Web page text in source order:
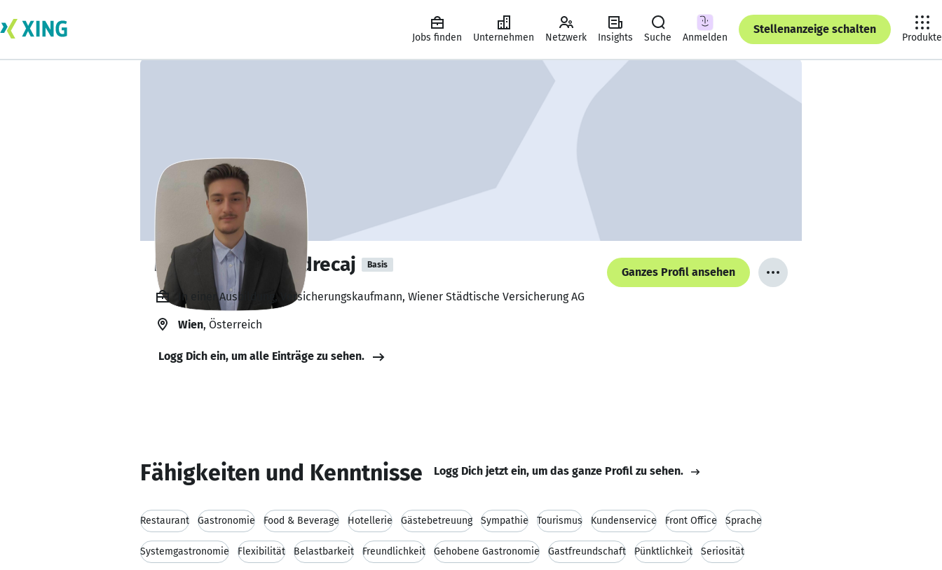
Jobs finden Unternehmen Netzwerk Insights Suche Anmelden
Stellenanzeige schalten
Produkte
Michael Mëhill Ndrecaj Basis
Ganzes Profil ansehen
In einer Ausbildung, Versicherungskaufmann, Wiener Städtische Versicherung AG
Wien, Österreich
Logg Dich ein, um alle Einträge zu sehen.
Fähigkeiten und Kenntnisse Logg Dich jetzt ein, um das ganze Profil zu sehen.
Restaurant Gastronomie Food & Beverage Hotellerie Gästebetreuung Sympathie Tourismus Kundenservice Front Office Sprache
Systemgastronomie Flexibilität Belastbarkeit Freundlichkeit Gehobene Gastronomie Gastfreundschaft Pünktlichkeit Seriosität